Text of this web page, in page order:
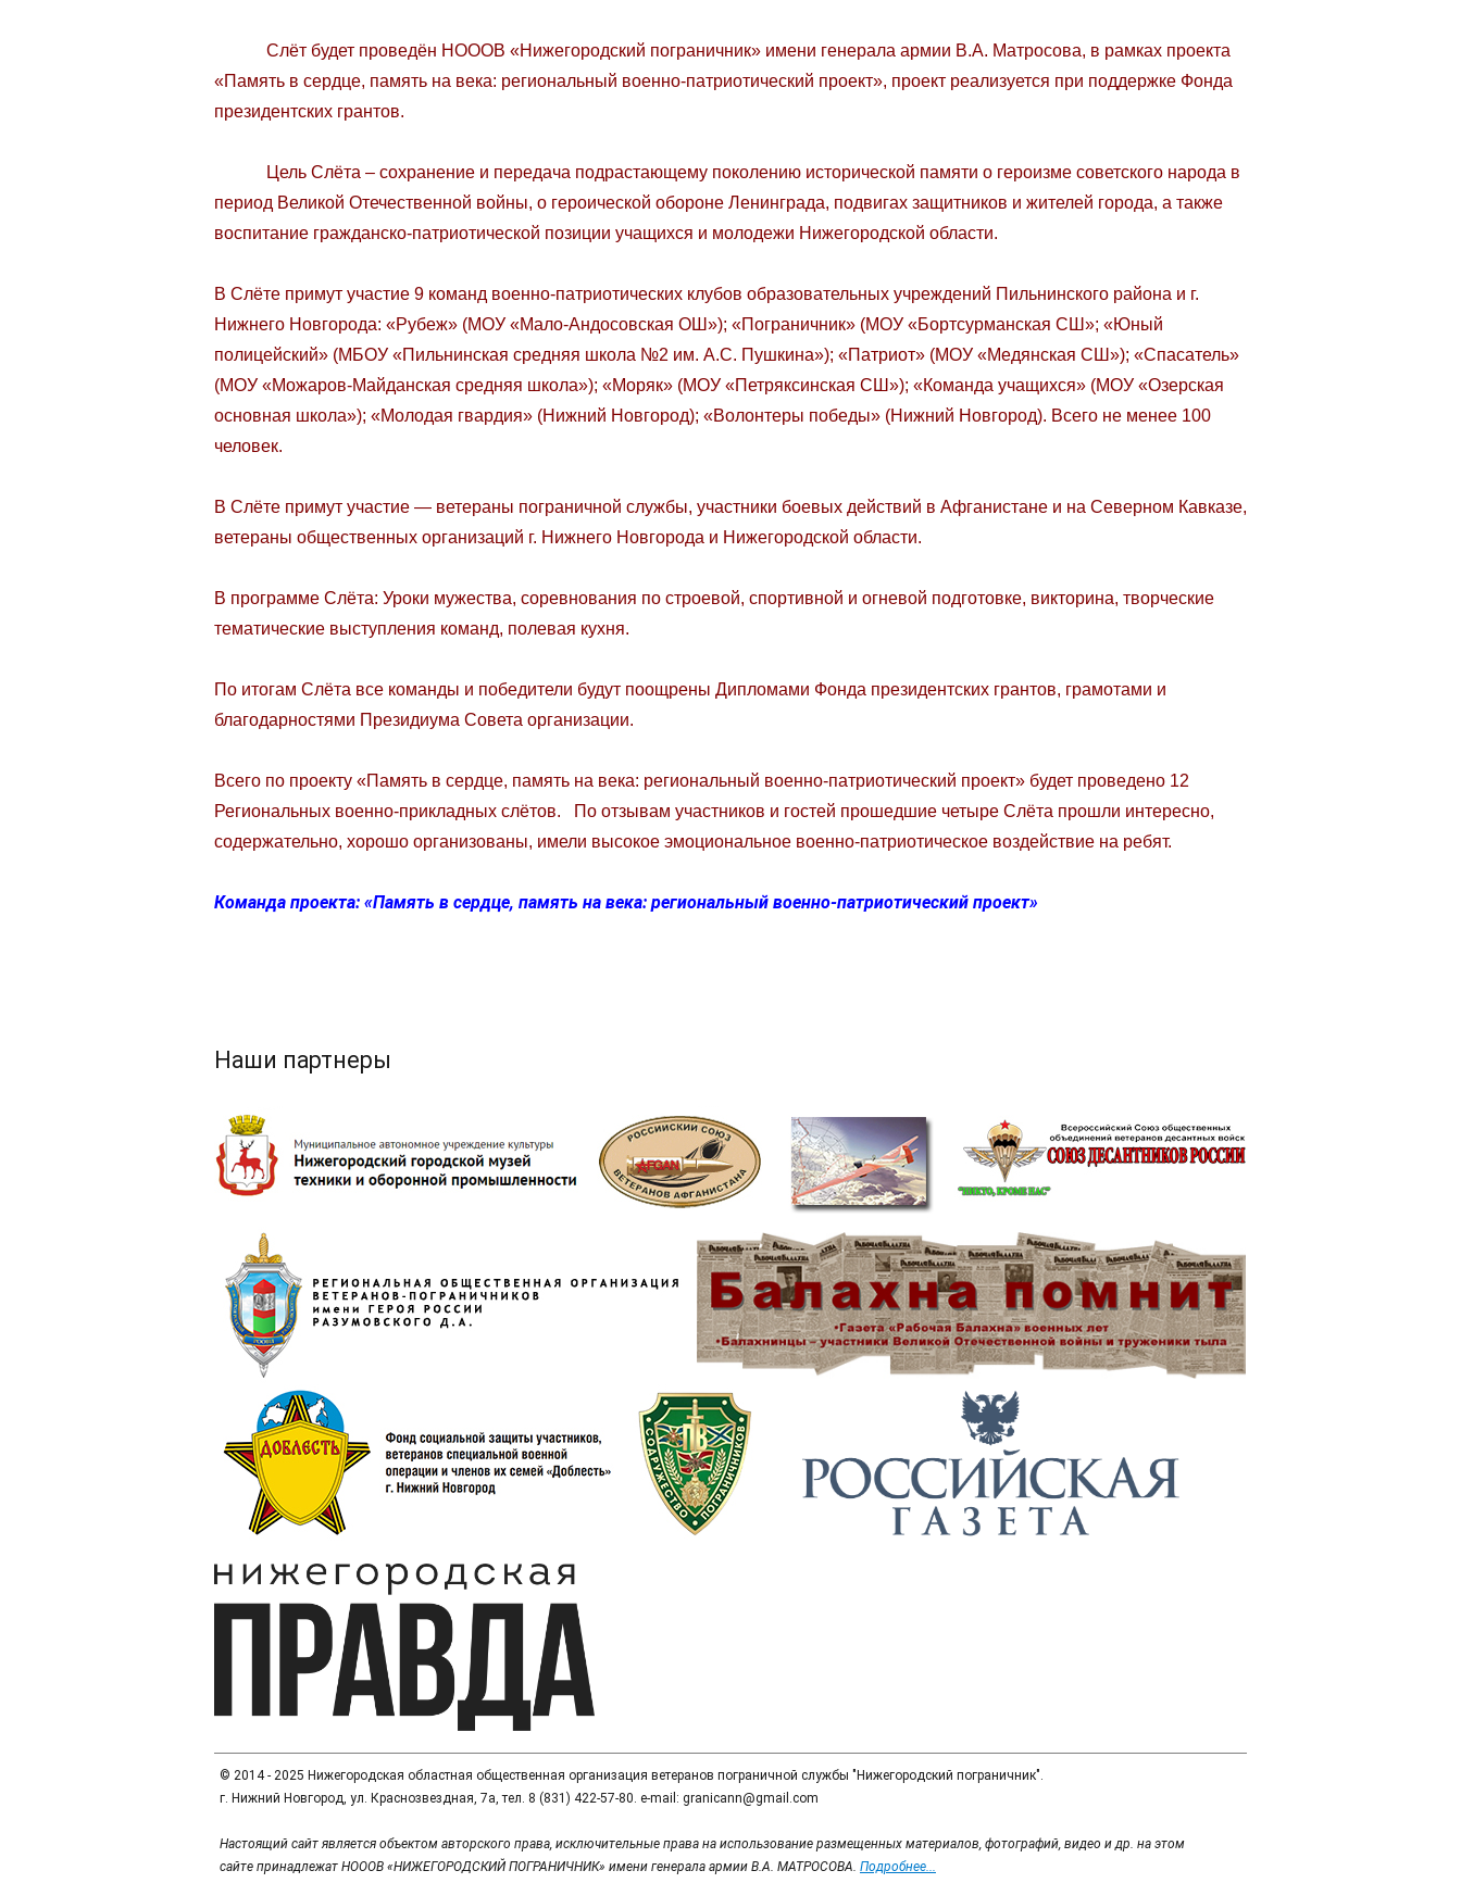
Слёт будет проведён НОООВ «Нижегородский пограничник» имени генерала армии В.А. Матросова, в рамках проекта
«Память в сердце, память на века: региональный военно-патриотический проект», проект реализуется при поддержке Фонда
президентских грантов.
Цель Слёта – сохранение и передача подрастающему поколению исторической памяти о героизме советского народа в
период Великой Отечественной войны, о героической обороне Ленинграда, подвигах защитников и жителей города, а также
воспитание гражданско-патриотической позиции учащихся и молодежи Нижегородской области.
В Слёте примут участие 9 команд военно-патриотических клубов образовательных учреждений Пильнинского района и г.
Нижнего Новгорода: «Рубеж» (МОУ «Мало-Андосовская ОШ»); «Пограничник» (МОУ «Бортсурманская СШ»; «Юный
полицейский» (МБОУ «Пильнинская средняя школа №2 им. А.С. Пушкина»); «Патриот» (МОУ «Медянская СШ»); «Спасатель»
(МОУ «Можаров-Майданская средняя школа»); «Моряк» (МОУ «Петряксинская СШ»); «Команда учащихся» (МОУ «Озерская
основная школа»); «Молодая гвардия» (Нижний Новгород); «Волонтеры победы» (Нижний Новгород). Всего не менее 100
человек.
В Слёте примут участие — ветераны пограничной службы, участники боевых действий в Афганистане и на Северном Кавказе,
ветераны общественных организаций г. Нижнего Новгорода и Нижегородской области.
В программе Слёта: Уроки мужества, соревнования по строевой, спортивной и огневой подготовке, викторина, творческие
тематические выступления команд, полевая кухня.
По итогам Слёта все команды и победители будут поощрены Дипломами Фонда президентских грантов, грамотами и
благодарностями Президиума Совета организации.
Всего по проекту «Память в сердце, память на века: региональный военно-патриотический проект» будет проведено 12
Региональных военно-прикладных слётов. По отзывам участников и гостей прошедшие четыре Слёта прошли интересно,
содержательно, хорошо организованы, имели высокое эмоциональное военно-патриотическое воздействие на ребят.
Команда проекта: «Память в сердце, память на века: региональный военно-патриотический проект»
Наши партнеры
© 2014 - 2025 Нижегородская областная общественная организация ветеранов пограничной службы "Нижегородский пограничник".
г. Нижний Новгород, ул. Краснозвездная, 7а, тел. 8 (831) 422-57-80. e-mail: granicann@gmail.com
Настоящий сайт является объектом авторского права, исключительные права на использование размещенных материалов, фотографий, видео и др. на этом
сайте принадлежат НОООВ «НИЖЕГОРОДСКИЙ ПОГРАНИЧНИК» имени генерала армии В.А. МАТРОСОВА. Подробнее...